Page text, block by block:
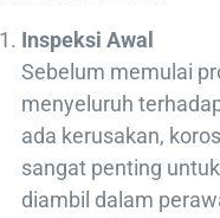
Inspeksi Awal
Sebelum memulai
menyeluruh
ada kerusakan,
sangat penting
diambil dalam